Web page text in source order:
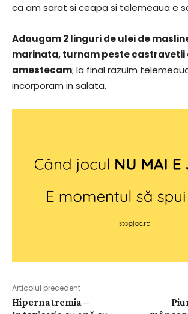
ca am sarat si ceapa si telemeaua e
Adaugam 2 linguri de ulei de
marinata, turnam peste castravetii
amestecam; la final razuim
incorporam in salata.
Articolul precedent
Hipernatremia –